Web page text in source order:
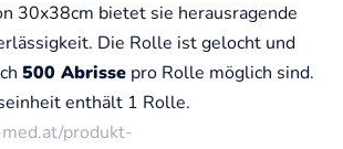
30x38cm bietet sie herausragende
Die Rolle ist gelocht und
500 Abrisse pro Rolle möglich sind.
enthält 1 Rolle.
produkt-